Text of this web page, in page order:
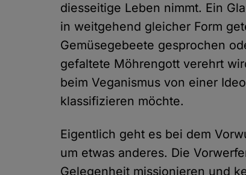
diesseitige Leben nimmt. Ein
in weitgehend gleicher Form
Gemüsegebeete gesprochen
gefaltete Möhrengott verehrt
beim Veganismus von einer
klassifizieren möchte.
Eigentlich geht es bei dem
um etwas anderes. Die
Gelegenheit missionieren und